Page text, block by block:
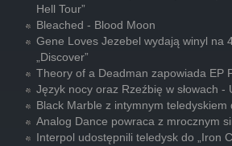
Hell Tour”
Bleached - Blood Moon
Gene Loves Jezebel wydają winyl na
„Discover”
Theory of a Deadman zapowiada EP
Język nocy oraz Rzeźbię w słowach -
Black Marble z intymnym teledyskiem
Analog Dance powraca z mrocznym
Interpol udostępnili teledysk do „Iron